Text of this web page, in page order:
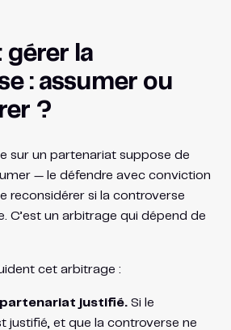
la
: assumer ou
?
sur un partenariat suppose de
— le défendre avec conviction
reconsidérer si la controverse
C’est un arbitrage qui dépend de
cet arbitrage :
partenariat justifié.Si le
justifié, et que la controverse ne